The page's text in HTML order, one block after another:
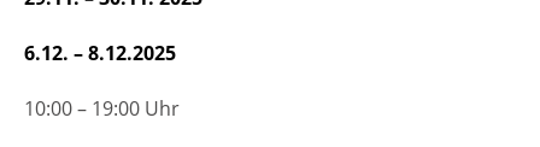
6.12. – 8.12.2025
10:00 – 19:00 Uhr